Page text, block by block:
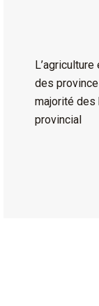
des
majorité des
provincial